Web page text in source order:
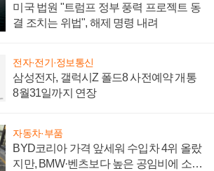
미국 법원 "트럼프 정부 풍력 프로젝트 동
결 조치는 위법", 해제 명령 내려
전자·전기·정보통신
삼성전자, 갤럭시Z 폴드8 사전예약 개통
8월31일까지 연장
자동차·부품
BYD코리아 가격 앞세워 수입차 4위 올랐
지만, BMW·벤츠보다 높은 공임비에 소비